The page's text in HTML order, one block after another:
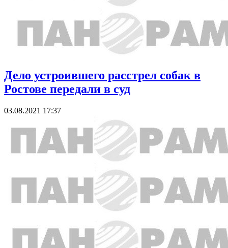
Дело устроившего расстрел собак в
Ростове передали в суд
03.08.2021 17:37